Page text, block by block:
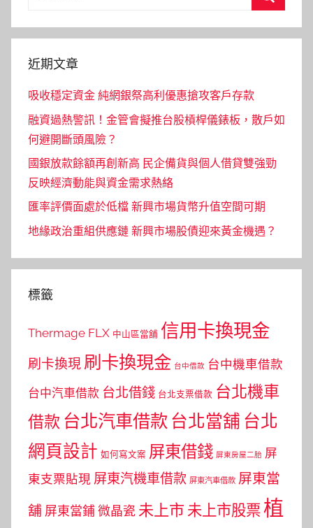
近期文章
吸收穩定資金 純網銀祭高利優惠搶攻客戶存款
融資過熱警訊！金管會擬推台股槓桿儀錶板，散戶如
何避開斷頭風險？
國銀放款餘額再創新高 民企備貨與個人借貸雙強勁
反映經濟動能與資金需求熱絡
匯率評價面處於低檔 新興市場貨幣升值空間可期
地緣政治重組供應鏈 新興市場股債迎來黃金機遇？
標籤
Thermage FLX 中山區當舖 信用卡換現金
刷卡換現 刷卡換現金 台中借款 台中機車借款
台中汽車借款 台北借錢 台北支票借款 台北機車
借款 台北汽車借款 台北當舖 台北
網頁設計 如何寫文案 屏東借錢 屏東房屋二胎 屏
東支票貼現 屏東汽機車借款 屏東汽車借款 屏東當
舖 屏東當鋪 微晶瓷 未上市 未上市股票植